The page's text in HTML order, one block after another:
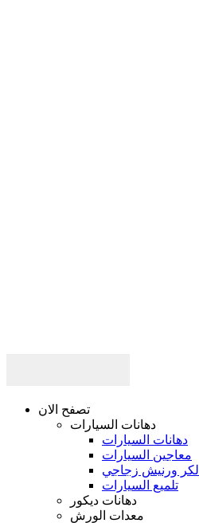
تصفح الان
دهانات السيارات
دهانات السيارات
معاجين السيارات
لكر ورنيش زجاجي
تلميع السيارات
دهانات ديكور
معدات الورش